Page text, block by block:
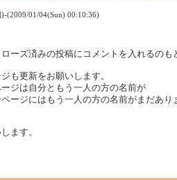
(2009/01/04(Sun) 00:10:36)
ーズ済みの投稿にコメントを入れるの
も更新をお願いします。
ジは自分ともう一人の方の名前が
ージにはもう一人の方の名前がまだあり
ます。